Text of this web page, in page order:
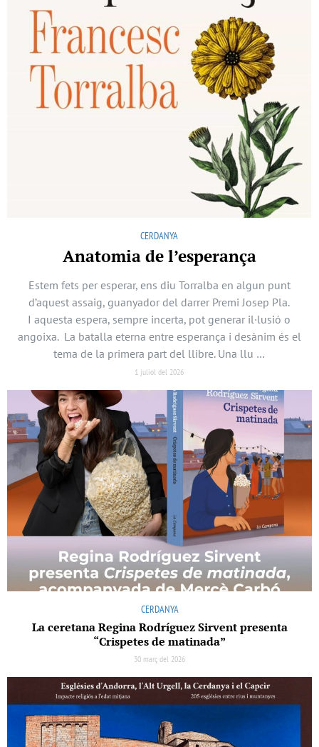
CERDANYA
Anatomia de l’esperança
Estem fets per esperar, ens diu Torralba en algun punt
d’aquest assaig, guanyador del darrer Premi Josep Pla.
I aquesta espera, sempre incerta, pot generar il·lusió o
angoixa. La batalla eterna entre esperança i desànim és el
tema de la primera part del llibre. Una llu …
1 juliol del 2026
CERDANYA
La ceretana Regina Rodríguez Sirvent presenta
“Crispetes de matinada”
30 març del 2026